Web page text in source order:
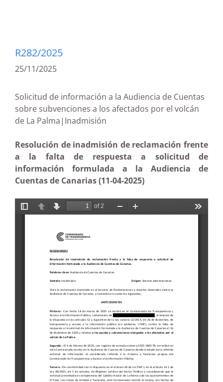
R282/2025
25/11/2025
Solicitud de información a la Audiencia de Cuentas
sobre subvenciones a los afectados por el volcán
de La Palma|Inadmisión
Resolución de inadmisión de reclamación frente
a la falta de respuesta a solicitud de
información formulada a la Audiencia de
Cuentas de Canarias (11-04-2025)